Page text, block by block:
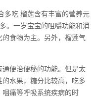
多吃 榴莲含有丰富的营养元
。一岁宝宝的咀嚼功能和消
食物为主。另外，榴莲气
便治便秘的功能。但是太
水果，糖分比较高，吃多
痛等呼吸系统疾病的时